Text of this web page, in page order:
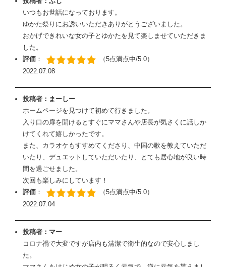
いつもお世話になっております。
ゆかた祭りにお誘いいただきありがとうございました。
おかげできれいな女の子とゆかたを見て楽しませていただきま
した。
評価 ：
（5点満点中/5.0）
2022.07.08
投稿者：まーしー
ホームページを見つけて初めて行きました。
入り口の扉を開けるとすぐにママさんや店長が気さくに話しか
けてくれて嬉しかったです。
また、カラオケもすすめてくださり、中国の歌を教えていただ
いたり、デュエットしていただいたり、とても居心地が良い時
間を過ごせました。
次回も楽しみにしています！
評価 ：
（5点満点中/5.0）
2022.07.04
投稿者：マー
コロナ禍で大変ですが店内も清潔で衛生的なので安心しまし
た。